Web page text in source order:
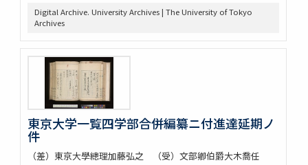
Digital Archive. University Archives | The University of Tokyo
Archives
東京大学一覧四学部合併編纂ニ付進達延期ノ
件
（差）東京大學總理加藤弘之 （受）文部卿伯爵大木喬任